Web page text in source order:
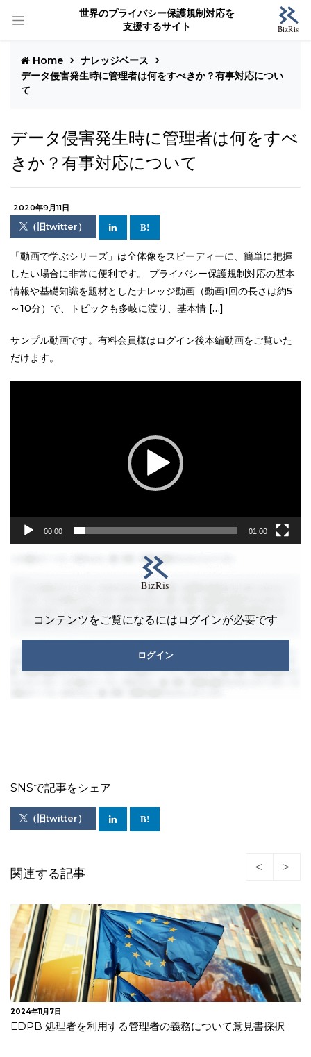
世界のプライバシー保護規制対応を
支援するサイト
Home
ナレッジベース
データ侵害発生時に管理者は何をすべきか？有事対応につい
て
データ侵害発生時に管理者は何をすべ
きか？有事対応について
2020年9月11日
（旧twitter）
「動画で学ぶシリーズ」は全体像をスピーディーに、簡単に把握
したい場合に非常に便利です。 プライバシー保護規制対応の基本
情報や基礎知識を題材としたナレッジ動画（動画1回の長さは約5
～10分）で、トピックも多岐に渡り、基本情 […]
サンプル動画です。有料会員様はログイン後本編動画をご覧いた
だけます。
00:00 01:00
コンテンツをご覧になるにはログインが必要です
ログイン
SNSで記事をシェア
（旧twitter）
関連する記事
2024年9月2日
日本 製薬会社サノフィに不正アクセス 業務委託コンサル